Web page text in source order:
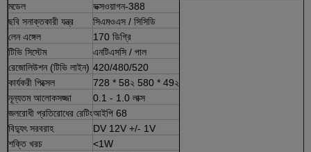
মডেল
ভক্সওয়াগন-388
ছবি সনাক্তকারী যন্ত্র
সিএমওএস / সিসিডি
লেন এঙ্গেল
170 ডিগ্রি
টিভি সিস্টেম
এনটিএসসি / পাল
রেজোলিউশন (টিভি লাইন) 420/480/520
কার্যকরী পিক্সেল
728 * 58২ 580 * 49২
নূন্যতম আলোকসজ্জা
0.1 - 1.0 লাক্স
জলরোধী প্রতিরোধের রেটিংআইপি 68
বিদ্যুৎ সরবরাহ
DV 12V +/- 1V
শক্তি খরচ
<1W